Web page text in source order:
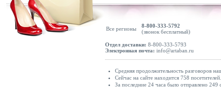
Все регионы
8-800-333-5792
(звонок бесплатный)
Отдел доставки: 8-800-333-5793
Электронная почта: info@artaban.ru
Средняя продолжительность разговоров
Сейчас на сайте находится 758 посетителей.
За последние 24 часа было отправлено